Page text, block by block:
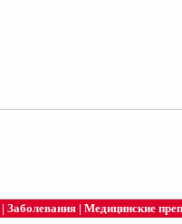
| Заболевания | Медицинские